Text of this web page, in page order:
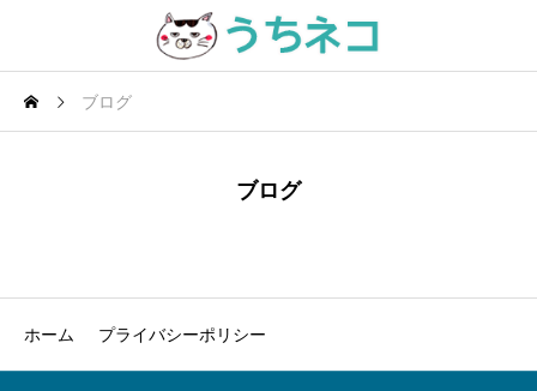
ブログ
ブログ
ホーム プライバシーポリシー